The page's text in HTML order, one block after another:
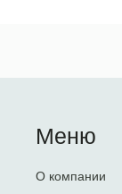
Меню
О компании